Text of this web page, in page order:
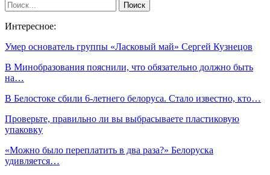
Интересное:
Умер основатель группы «Ласковый май» Сергей Кузнецов
В Минобразования пояснили, что обязательно должно быть
на…
В Белостоке сбили 6-летнего белоруса. Стало известно, кто…
Проверьте, правильно ли вы выбрасываете пластиковую
упаковку
«Можно было переплатить в два раза?» Белоруска
удивляется…